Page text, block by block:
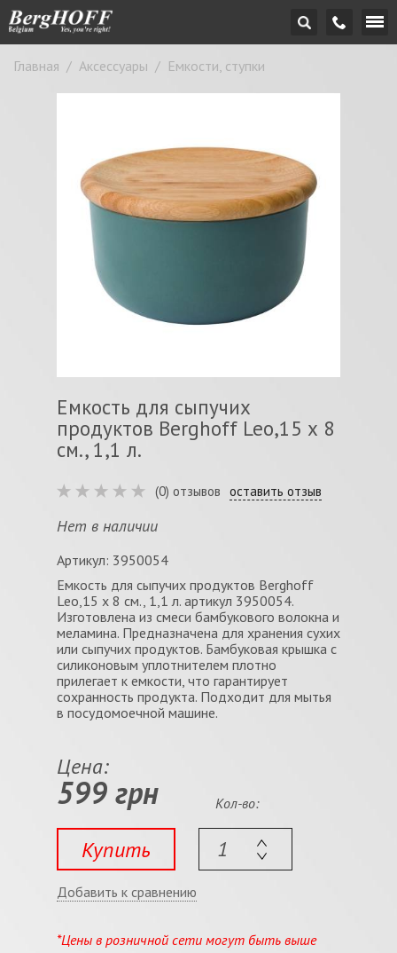
Главная / Аксессуары / Емкости, ступки
Емкость для сыпучих
продуктов Berghoff Leo,15 х 8
см., 1,1 л.
(0) отзывов оставить отзыв
Нет в наличии
Артикул: 3950054
Емкость для сыпучих продуктов Berghoff
Leo,15 х 8 см., 1,1 л. артикул 3950054.
Изготовлена из смеси бамбукового волокна и
меламина. Предназначена для хранения сухих
или сыпучих продуктов. Бамбуковая крышка с
силиконовым уплотнителем плотно
прилегает к емкости, что гарантирует
сохранность продукта. Подходит для мытья
в посудомоечной машине.
Цена:
599 грн
Купить
Кол-во:
Добавить к сравнению
*Цены в розничной сети могут быть выше